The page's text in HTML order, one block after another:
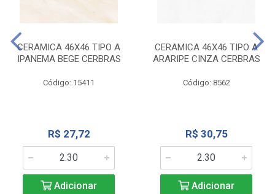
CERAMICA 46X46 TIPO A
IPANEMA BEGE CERBRAS
Código: 15411
R$ 27,72
Adicionar
CERAMICA 46X46 TIPO A
ARARIPE CINZA CERBRAS
Código: 8562
R$ 30,75
Adicionar